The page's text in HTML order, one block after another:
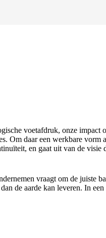
voetafdruk, onze
Om daar een werkbare
en gaat uit van de
vraagt om de juiste
de aarde kan leveren. In